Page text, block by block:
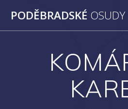
na
PODĚBRADSKÉ OSUDY